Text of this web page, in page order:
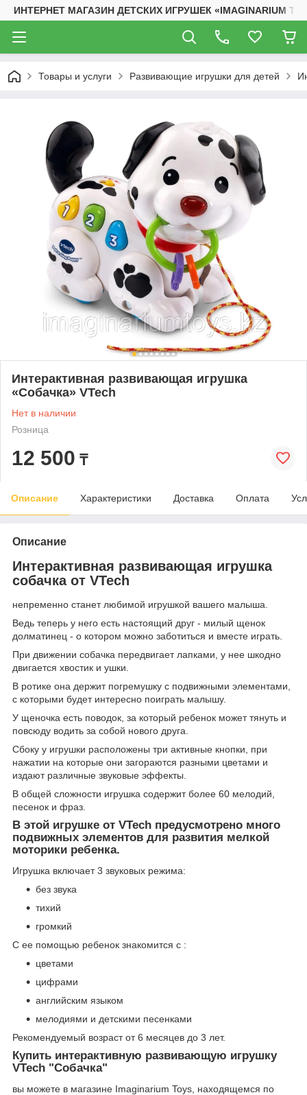
ИНТЕРНЕТ МАГАЗИН ДЕТСКИХ ИГРУШЕК «IMAGINARIUM
Товары и услуги Развивающие игрушки для детей
Интерактивная развивающая игрушка
«Собачка» VTech
Нет в наличии
Розница
12 500 ₸
Описание Характеристики Доставка Оплата
Описание
Интерактивная развивающая игрушка
собачка от VTech
непременно станет любимой игрушкой вашего малыша.
Ведь теперь у него есть настоящий друг - милый щенок
долматинец - о котором можно заботиться и вместе играть.
При движении собачка передвигает лапками, у нее шкодно
двигается хвостик и ушки.
В ротике она держит погремушку с подвижными элементами,
с которыми будет интересно поиграть малышу.
У щеночка есть поводок, за который ребенок может тянуть и
повсюду водить за собой нового друга.
Сбоку у игрушки расположены три активные кнопки, при
нажатии на которые они загораются разными цветами и
издают различные звуковые эффекты.
В общей сложности игрушка содержит более 60 мелодий,
песенок и фраз.
В этой игрушке от VTech предусмотрено много
подвижных элементов для развития мелкой
моторики ребенка.
Игрушка включает 3 звуковых режима:
без звука
тихий
громкий
С ее помощью ребенок знакомится с :
цветами
цифрами
английским языком
мелодиями и детскими песенками
Рекомендуемый возраст от 6 месяцев до 3 лет.
Купить интерактивную развивающую игрушку
VTech "Собачка"
вы можете в магазине Imaginarium Toys, находящемся по